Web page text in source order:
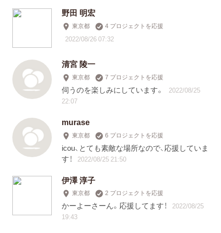
野田 明宏
東京都 4 プロジェクトを応援
2022/08/26 07:32
清宮 陵一
東京都 7 プロジェクトを応援
伺うのを楽しみにしています。
2022/08/25
22:07
murase
東京都 6 プロジェクトを応援
icou、とても素敵な場所なので、応援していま
す！
2022/08/25 21:50
伊澤 淳子
東京都 2 プロジェクトを応援
かーよーさーん。応援してます！
2022/08/25
19:43